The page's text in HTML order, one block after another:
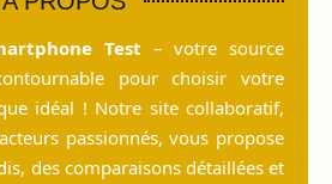
Test – votre source
pour choisir votre
idéal ! Notre site collaboratif,
passionnés, vous propose
des comparaisons détaillées et